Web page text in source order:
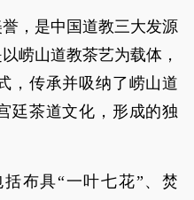
，是中国道教三大发源
崂山道教茶艺为载体，
，传承并吸纳了崂山道
廷茶道文化，形成的独
布具“一叶七花”、焚